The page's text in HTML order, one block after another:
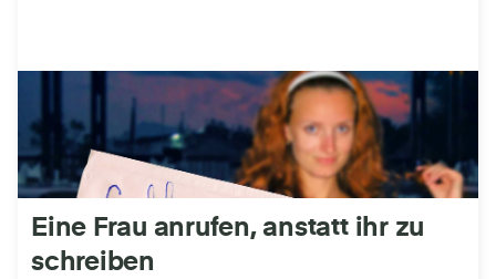
Eine Frau anrufen, anstatt ihr zu
schreiben